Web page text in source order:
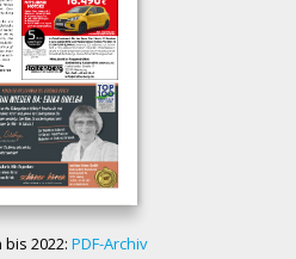
2022: PDF-Archiv